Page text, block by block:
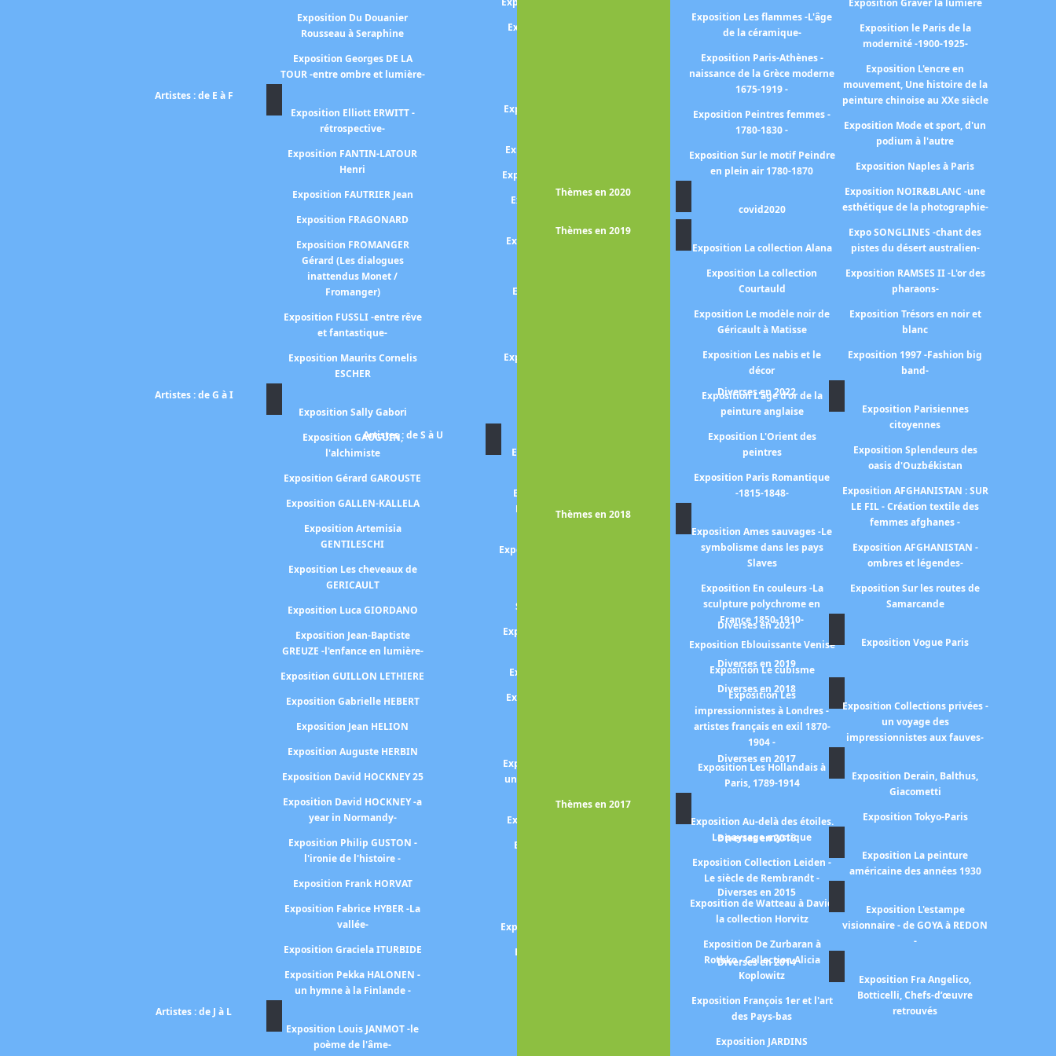
Exposition Du Douanier
Rousseau à Seraphine
Exposition Georges DE LA
TOUR -entre ombre et lumière-
Artistes : de E à F
Exposition Elliott ERWITT -
rétrospective-
Exposition FANTIN-LATOUR
Henri
Exposition FAUTRIER Jean
Exposition FRAGONARD
Exposition FROMANGER
Gérard (Les dialogues
inattendus Monet /
Fromanger)
Exposition FUSSLI -entre rêve
et fantastique-
Exposition Maurits Cornelis
ESCHER
Artistes : de G à I
Exposition Sally Gabori
Exposition GAUGUIN,
l'alchimiste
Exposition Gérard GAROUSTE
Exposition GALLEN-KALLELA
Exposition Artemisia
GENTILESCHI
Exposition Les cheveaux de
GERICAULT
Exposition Luca GIORDANO
Exposition Jean-Baptiste
GREUZE -l'enfance en lumière-
Exposition GUILLON LETHIERE
Exposition Gabrielle HEBERT
Exposition Jean HELION
Exposition Auguste HERBIN
Exposition David HOCKNEY 25
Exposition David HOCKNEY -a
year in Normandy-
Exposition Philip GUSTON -
l'ironie de l'histoire -
Exposition Frank HORVAT
Exposition Fabrice HYBER -La
vallée-
Exposition Graciela ITURBIDE
Exposition Pekka HALONEN -
un hymne à la Finlande -
Artistes : de J à L
Exposition Louis JANMOT -le
poème de l'âme-
Exposition REDOUTE P-J (Le
Exposition RIBERA - Ténèbres
Exposition Gerhard RICHTER
Exposition Germaine RICHIER
Exposition Bridget RILEY -
Exposition Faith RINGGOLD
Exposition Mark ROTHKO
Exposition RUBENS, portraits
Artistes : de S à U
Exposition NIKI De SAINT
Exposition Niki de SAINT
PHALLE, Jean TINGUELY,
Exposition Sebastião SALGADO
SARGENT -éblouir Paris-
Exposition SERUSIER Paul (Le
Exposition Walter SICKERT
Expo SIGNAC collectionneur
Exposition Pierre SOULAGES -
une autre lumière, peintures
Exposition Nicolas de STAEL
Exposition SOUTINE - DE
Exposition Mickalene THOMAS
Exposition Paul STRAND
Exposition Les flammes -L'âge
de la céramique-
Exposition Paris-Athènes -
naissance de la Grèce moderne
1675-1919 -
Exposition Peintres femmes -
1780-1830 -
Exposition Sur le motif Peindre
en plein air 1780-1870
Thèmes en 2020
covid2020
Thèmes en 2019
Exposition La collection Alana
Exposition La collection
Courtauld
Exposition Le modèle noir de
Géricault à Matisse
Exposition Les nabis et le
décor
Exposition L'age d'or de la
peinture anglaise
Exposition L'Orient des
peintres
Exposition Paris Romantique
-1815-1848-
Thèmes en 2018
Exposition Ames sauvages -Le
symbolisme dans les pays
Slaves
Exposition En couleurs -La
sculpture polychrome en
France 1850-1910-
Exposition Eblouissante Venise
Exposition Le cubisme
Exposition Les
impressionnistes à Londres -
artistes français en exil 1870-
1904 -
Exposition Les Hollandais à
Paris, 1789-1914
Thèmes en 2017
Exposition Au-delà des étoiles.
Le paysage mystique
Exposition Collection Leiden -
Le siècle de Rembrandt -
Exposition de Watteau à David
la collection Horvitz
Exposition De Zurbaran à
Rothko - Collection Alicia
Koplowitz
Exposition François 1er et l'art
des Pays-bas
Exposition JARDINS
Exposition Graver la lumière
Exposition le Paris de la
modernité -1900-1925-
Exposition L'encre en
mouvement, Une histoire de la
peinture chinoise au XXe siècle
Exposition Mode et sport, d'un
podium à l'autre
Exposition Naples à Paris
Exposition NOIR&BLANC -une
esthétique de la photographie-
Expo SONGLINES -chant des
pistes du désert australien-
Exposition RAMSES II -L'or des
pharaons-
Exposition Trésors en noir et
blanc
Exposition 1997 -Fashion big
band-
Diverses en 2022
Exposition Parisiennes
citoyennes
Exposition Splendeurs des
oasis d'Ouzbékistan
Exposition AFGHANISTAN : SUR
LE FIL - Création textile des
femmes afghanes -
Exposition AFGHANISTAN -
ombres et légendes-
Exposition Sur les routes de
Samarcande
Diverses en 2021
Exposition Vogue Paris
Diverses en 2019
Diverses en 2018
Exposition Collections privées -
un voyage des
impressionnistes aux fauves-
Diverses en 2017
Exposition Derain, Balthus,
Giacometti
Exposition Tokyo-Paris
Diverses en 2016
Exposition La peinture
américaine des années 1930
Diverses en 2015
Exposition L'estampe
visionnaire - de GOYA à REDON
-
Diverses en 2014
Exposition Fra Angelico,
Botticelli, Chefs-d’œuvre
retrouvés